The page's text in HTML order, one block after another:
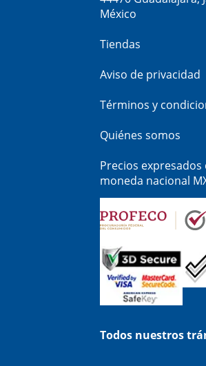
México
Tiendas
Aviso de privacidad
Términos y
Quiénes somos
Precios expresados
moneda nacional
Todos nuestros